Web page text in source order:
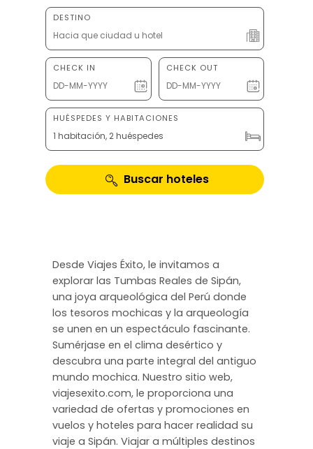
DESTINO
CHECK IN CHECK OUT
HUÉSPEDES Y HABITACIONES
1 habitación, 2 huéspedes
Buscar hoteles
Desde Viajes Éxito, le invitamos a
explorar las Tumbas Reales de Sipán,
una joya arqueológica del Perú donde
los tesoros mochicas y la arqueología
se unen en un espectáculo fascinante.
Sumérjase en el clima desértico y
descubra una parte integral del antiguo
mundo mochica. Nuestro sitio web,
viajesexito.com, le proporciona una
variedad de ofertas y promociones en
vuelos y hoteles para hacer realidad su
viaje a Sipán. Viajar a múltiples destinos